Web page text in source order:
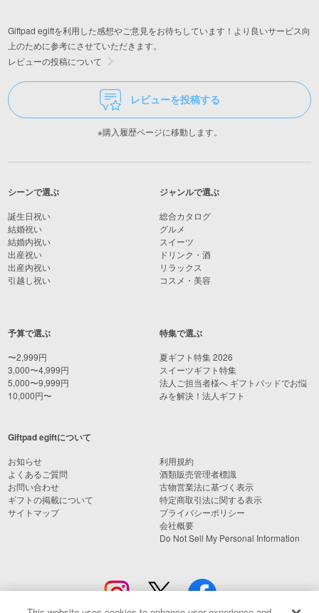
Giftpad egiftを利用した感想やご意見をお待ちしています！より良いサービス向
上のために参考にさせていただきます。
レビューの投稿について
レビューを投稿する
※購入履歴ページに移動します。
シーンで選ぶ
誕生日祝い
結婚祝い
結婚内祝い
出産祝い
出産内祝い
引越し祝い
予算で選ぶ
〜2,999円
3,000〜4,999円
5,000〜9,999円
10,000円〜
ジャンルで選ぶ
総合カタログ
グルメ
スイーツ
ドリンク・酒
リラックス
コスメ・美容
特集で選ぶ
夏ギフト特集 2026
スイーツギフト特集
法人ご担当者様へ ギフトパッドでお悩
みを解決！法人ギフト
Giftpad egiftについて
お知らせ
よくあるご質問
お問い合わせ
ギフトの掲載について
サイトマップ
利用規約
酒類販売管理者標識
古物営業法に基づく表示
特定商取引法に関する表示
プライバシーポリシー
会社概要
Do Not Sell My Personal Information